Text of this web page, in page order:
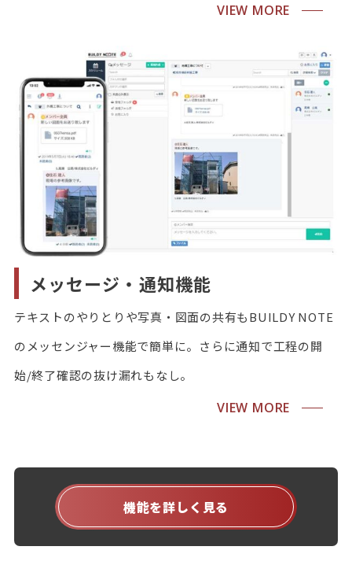
VIEW MORE
メッセージ・通知機能
テキストのやりとりや写真・図面の共有もBUILDY NOTE
のメッセンジャー機能で簡単に。さらに通知で工程の開
始/終了確認の抜け漏れもなし。
VIEW MORE
機能を詳しく見る